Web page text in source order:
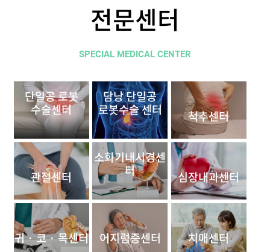
전문센터
SPECIAL MEDICAL CENTER
단일공 로봇
수술센터
담낭 단일공
로봇수술 센터
척추센터
관절센터
소화기내시경센
터
심장내과센터
귀 · 코 · 목센터 어지럼증센터 치매센터